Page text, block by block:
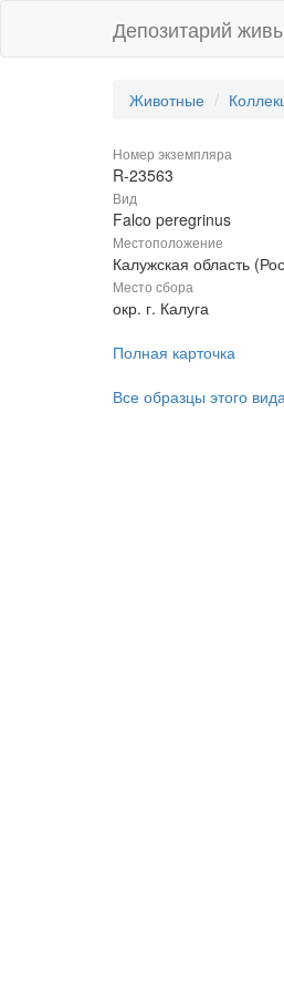
Депозитарий
Животные
Номер экземпляра
R-23563
Вид
Falco peregrinus
Местоположение
Калужская область
Место сбора
окр. г. Калуга
Полная карточка
Все образцы этого